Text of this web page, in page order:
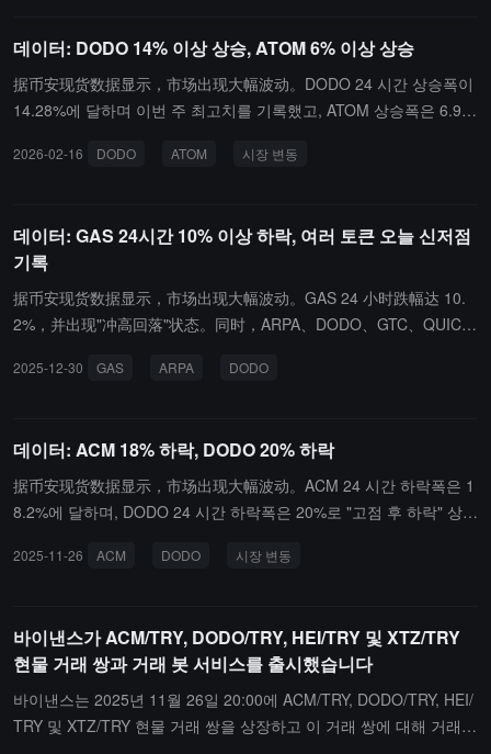
데이터: DODO 14% 이상 상승, ATOM 6% 이상 상승
据币安现货数据显示，市场出现大幅波动。DODO 24 시간 상승폭이
14.28%에 달하며 이번 주 최고치를 기록했고, ATOM 상승폭은 6.9
태로 24 시간 하락폭은 10.83%이며, FTT, OG, ALPINE, BIFI, CYBE
2026-02-16 DODO ATOM 시장 변동
데이터: GAS 24시간 10% 이상 하락, 여러 토큰 오늘 신저점
기록
据币安现货数据显示，市场出现大幅波动。GAS 24 小时跌幅达 10.
2%，并出现"冲高回落"状态。同时，ARPA、DODO、GTC、QUIC
5.17%、5.86%、5.11%、5.41%、5%、5.53% 和 5.26%。
2025-12-30 GAS ARPA DODO
데이터: ACM 18% 하락, DODO 20% 하락
据币安现货数据显示，市场出现大幅波动。ACM 24 시간 하락폭은 1
8.2%에 달하며, DODO 24 시간 하락폭은 20%로 "고점 후 하락" 상태
幅 15.89%，OM 跌幅 10.38%，PIVX 跌幅 15.12%，BICO 跌幅 10.
2025-11-26 ACM DODO 시장 변동
바이낸스가 ACM/TRY, DODO/TRY, HEI/TRY 및 XTZ/TRY
현물 거래 쌍과 거래 봇 서비스를 출시했습니다
바이낸스는 2025년 11월 26일 20:00에 ACM/TRY, DODO/TRY, HEI/
TRY 및 XTZ/TRY 현물 거래 쌍을 상장하고 이 거래 쌍에 대해 거래